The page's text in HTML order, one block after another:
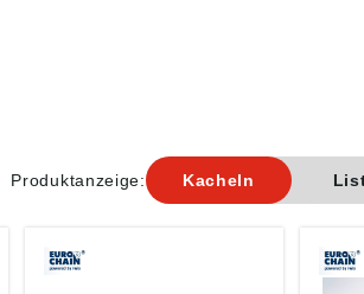
Produktanzeige: Kacheln